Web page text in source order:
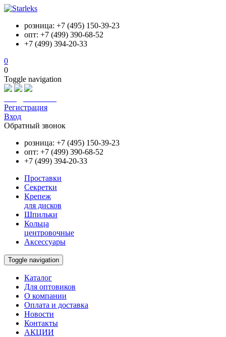
розница: +7 (495) 150-39-23
опт: +7 (499) 390-68-52
+7 (499) 394-20-33
0
0
Toggle navigation
Регистрация
Вход
Обратный звонок
розница: +7 (495) 150-39-23
опт: +7 (499) 390-68-52
+7 (499) 394-20-33
Проставки
Секретки
Крепеж
для дисков
Шпильки
Кольца
центровочные
Аксессуары
Toggle navigation
Каталог
Для оптовиков
О компании
Оплата и доставка
Новости
Контакты
АКЦИИ